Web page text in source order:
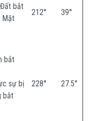
Đất bắt
Mặt
212° 39°
bắt
sự bị
bắt
228° 27.5°